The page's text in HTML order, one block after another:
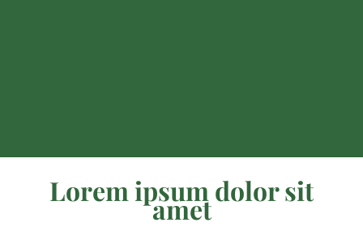
Lorem ipsum dolor sit
amet